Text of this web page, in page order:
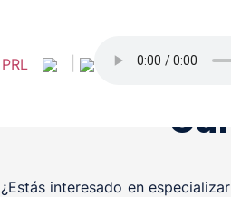
¿Estás interesado en